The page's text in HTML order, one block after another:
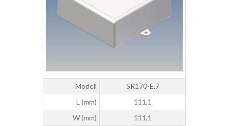
Modell
SR170-E.7
L (mm)
111,1
W (mm)
111,1